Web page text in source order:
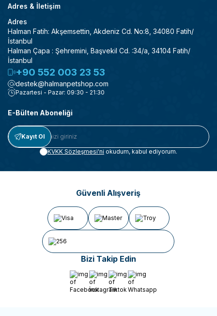
Adres & İletişim
Adres
Halman Fatih: Akşemsettin, Akdeniz Cd. No:8, 34080 Fatih/
İstanbul
Halman Çapa : Şehremini, Başvekil Cd. :34/a, 34104 Fatih/
İstanbul
+90 552 003 23 53
destek@halmanpetshop.com
Pazartesi - Pazar: 09:30 - 21:30
E-Bülten Aboneliği
Kayıt Ol
KVKK Sözleşmesi'ni okudum, kabul ediyorum.
Güvenli Alışveriş
Bizi Takip Edin
Facebookİnstagram
Tiktok Whatsapp